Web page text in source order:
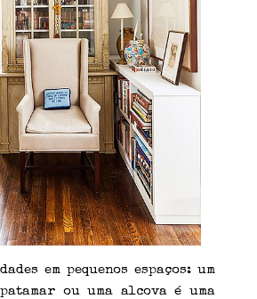
em pequenos espaços: um
ou uma alcova é uma